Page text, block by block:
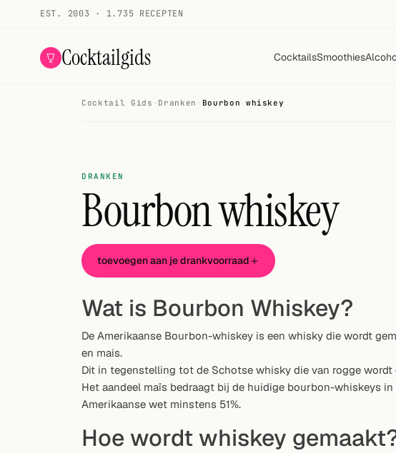
EST. 2003 · 1.735 RECEPTEN
Cocktailgids CocktailsSmoothies
Willekeurig drankje
Voeg hier uw eigen cocktail of smoothie toe.
Cocktail Gids · Dranken · Bourbon whiskey
DRANKEN
Bourbon whiskey
toevoegen aan je drankvoorraad
Wat is Bourbon Whiskey?
De Amerikaanse Bourbon-whiskey is een whisky die wordt
en mais.
Dit in tegenstelling tot de Schotse whisky die van rogge wordt
Het aandeel maïs bedraagt bij de huidige bourbon-whiskeys
Amerikaanse wet minstens 51%.
Hoe wordt whiskey